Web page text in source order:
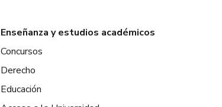
Enseñanza y estudios académicos
Concursos
Derecho
Educación